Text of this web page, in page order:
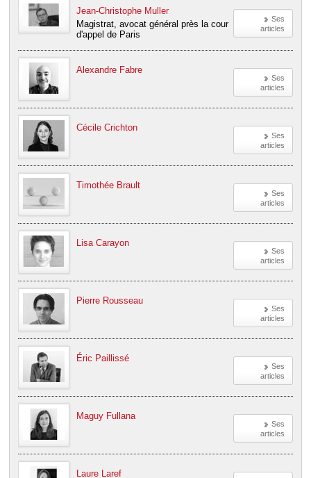
Ses
articles
Jean-Christophe Muller
Magistrat, avocat général près la cour
d'appel de Paris
Ses
articles
Alexandre Fabre
Ses
articles
Cécile Crichton
Ses
articles
Timothée Brault
Ses
articles
Lisa Carayon
Ses
articles
Pierre Rousseau
Ses
articles
Éric Paillissé
Ses
articles
Maguy Fullana
Laure Laref